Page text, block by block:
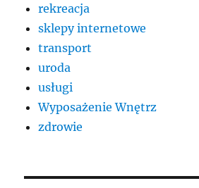
rekreacja
sklepy internetowe
transport
uroda
usługi
Wyposażenie Wnętrz
zdrowie